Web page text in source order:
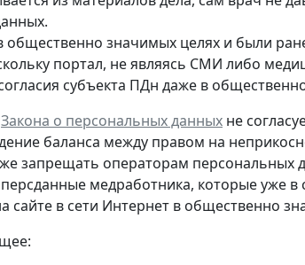
значимых целях и были
портал, не являясь СМИ либо
субъекта ПДн даже в
Закона о персональных данных не
баланса между правом на
запрещать операторам персональных
медработника, которыеуже в
сайте в сети Интернет в общественно